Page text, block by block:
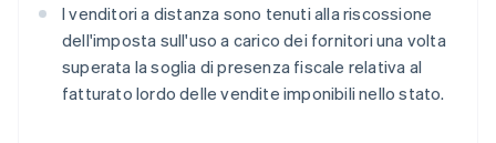
I venditori a distanza sono tenuti alla riscossione
dell'imposta sull'uso a carico dei fornitori una volta
superata la soglia di presenza fiscale relativa al
fatturato lordo delle vendite imponibili nello stato.